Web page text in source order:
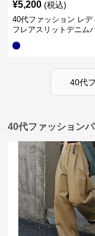
¥5,200 (税込)
40代ファッション レデ
フレアスリットデニム
40代
40代ファッション